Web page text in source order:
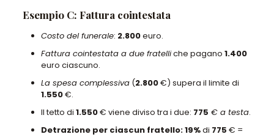
Esempio C: Fattura cointestata
Costo del funerale: 2.800euro.
Fattura cointestata a due fratelliche pagano 1.400
euro ciascuno.
La spesa complessiva(2.800€) supera il limite di
1.550€.
Il tetto di 1.550€ viene diviso tra i due: 775 € a testa.
Detrazione per ciascun fratello:19%di 775 € =